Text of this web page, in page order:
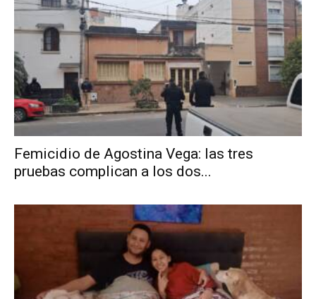
Femicidio de Agostina Vega: las tres
pruebas complican a los dos...